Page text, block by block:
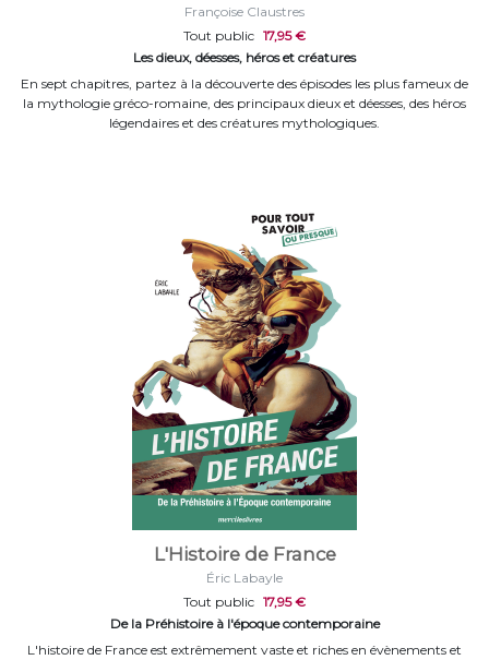
Françoise Claustres
Tout public 17,95 €
Les dieux, déesses, héros et créatures
En sept chapitres, partez à la découverte des épisodes les plus fameux de
la mythologie gréco-romaine, des principaux dieux et déesses, des héros
légendaires et des créatures mythologiques.
L'Histoire de France
Éric Labayle
Tout public 17,95 €
De la Préhistoire à l'époque contemporaine
L'histoire de France est extrêmement vaste et riches en évènements et